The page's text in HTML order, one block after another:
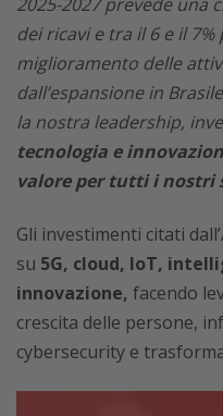
dei ricavi e tra il 6 e il
miglioramento delle
dall’espansione in
la nostra leadership,
tecnologia e
valore per tutti i nostri
Gli investimenti citati
su 5G, cloud, IoT,
innovazione, facendo
crescita delle persone,
cybersecurity e